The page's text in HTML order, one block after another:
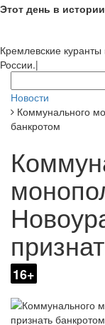
Этот день в
Кремлевские
России.|
Новости
Коммунального
банкротом
16+